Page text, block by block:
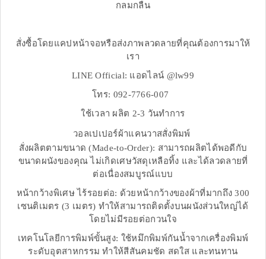
กลมกลืน
สั่งซื้อโดยแคปหน้าจอหรือส่งภาพลวดลายที่คุณต้องการมาให้
เรา
LINE Official: แอดไลน์ @lw99
โทร: 092-7766-007
ใช้เวลา ผลิต 2-3 วันทำการ
วอลเปเปอร์ผ้าแคนวาสสั่งพิมพ์
สั่งผลิตตามขนาด (Made-to-Order): สามารถผลิตได้พอดีกับ
ขนาดผนังของคุณ ไม่เกิดเศษวัสดุเหลือทิ้ง และได้ลวดลายที่
ต่อเนื่องสมบูรณ์แบบ
หน้ากว้างพิเศษ ไร้รอยต่อ: ด้วยหน้ากว้างของผ้าที่มากถึง 300
เซนติเมตร (3 เมตร) ทำให้สามารถติดตั้งบนผนังส่วนใหญ่ได้
โดยไม่มีรอยต่อกวนใจ
เทคโนโลยีการพิมพ์ขั้นสูง: ใช้หมึกพิมพ์กันน้ำจากเครื่องพิมพ์
ระดับอุตสาหกรรม ทำให้สีสันคมชัด สดใส และทนทาน